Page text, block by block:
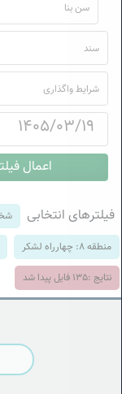
سن بنا
سند
شرایط واگذاری
فیلترهای انتخابی
منطقه 8: چهارراه لشکر
نتایج :135 فایل پیدا شد